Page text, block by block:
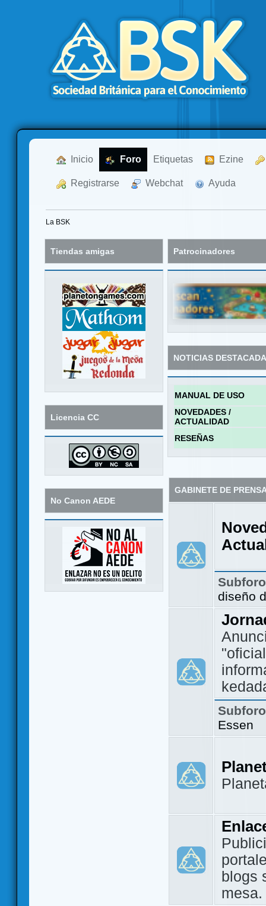
Inicio Foro Etiquetas Ezine
Registrarse Webchat Ayuda
La BSK
Tiendas amigas
Licencia CC
No Canon AEDE
Patrocinadores
NOTICIAS
MANUAL DE USO
NOVEDADES /
ACTUALIDAD
RESEÑAS
GABINETE DE
diseño
Essen
blogs
mesa.